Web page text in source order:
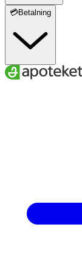
💳Betalning